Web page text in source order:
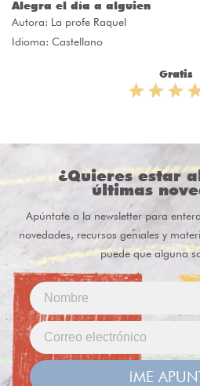
Alegra el día a alguien
Autora: La profe Raquel
Idioma: Castellano
Gratis
¿Quieres estar
últimas
Apúntate a la newsletter para
novedades, recursos geniales y
puede que alguna
¡ME